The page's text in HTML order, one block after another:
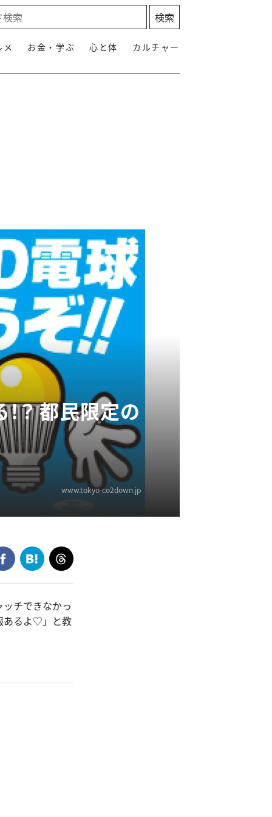
お金・学ぶ 心と体 カルチャー
？ 都民限定の
www.tokyo-co2down.jp
チできなかっ
あるよ♡」と教